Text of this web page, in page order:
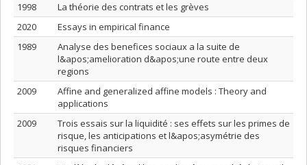
1998
La théorie des contrats et les grèves
2020
Essays in empirical finance
1989
Analyse des benefices sociaux a la suite de
l&apos;amelioration d&apos;une route entre deux
regions
2009
Affine and generalized affine models : Theory and
applications
2009
Trois essais sur la liquidité : ses effets sur les primes de
risque, les anticipations et l&apos;asymétrie des
risques financiers